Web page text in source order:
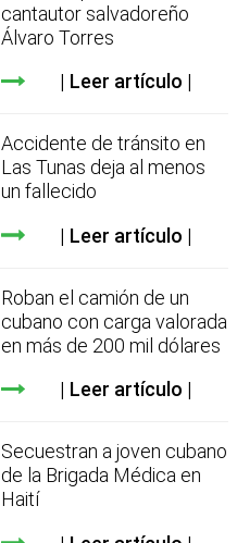
cantautor salvadoreño
Álvaro Torres
Leer artículo
Accidente de tránsito en
Las Tunas deja al menos
un fallecido
Leer artículo
Roban el camión de un
cubano con carga valorada
en más de 200 mil dólares
Leer artículo
Secuestran a joven cubano
de la Brigada Médica en
Haití